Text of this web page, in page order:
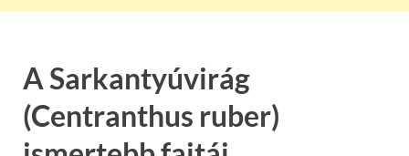
A Sarkantyúvirág
(Centranthus ruber)